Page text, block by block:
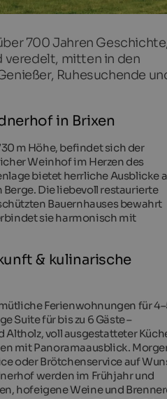
700 Jahren
veredelt, mitten in den
Ruhesuchende
in Brixen
m Höhe, befindet sich der
Weinhof im Herzen des
bietet herrliche Ausblicke
Berge. Die liebevoll restaurierte
Bauernhauses bewahrt
sie harmonisch mit
& kulinarische
Ferienwohnungen für
Suite für bis zu 6 Gäste –
Altholz, voll ausgestatteter
mit Panoramaausblick.
oder Brötchenservice auf
werden im Frühjahr und
hofeigene Weine und